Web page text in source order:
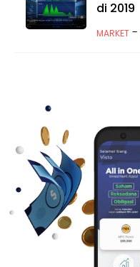
di 2019
MARKET-